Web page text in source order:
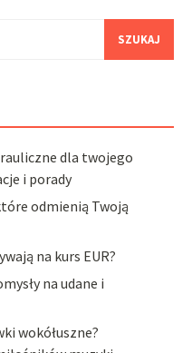
dla twojego
i porady
odmienią Twoją
na kurs EUR?
na udane i
wokółuszne?